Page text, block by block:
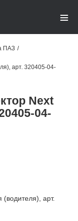
ПАЗ /
арт. 320405-04-
Next
04-